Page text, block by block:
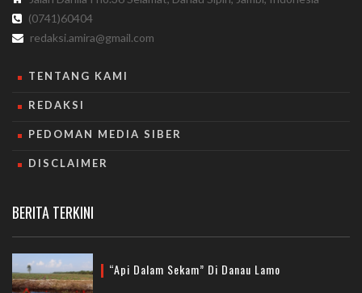
(0741)60404
redaksi.amira@gmail.com
TENTANG KAMI
REDAKSI
PEDOMAN MEDIA SIBER
DISCLAIMER
BERITA TERKINI
“Api Dalam Sekam” Di Danau Lamo